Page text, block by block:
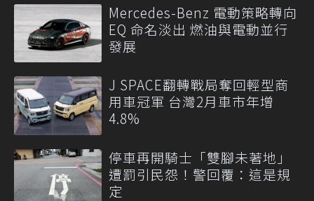
Mercedes-Benz 電動策略轉向
EQ 命名淡出 燃油與電動並行
發展
J SPACE翻轉戰局奪回輕型商
用車冠軍 台灣2月車市年增
4.8%
停車再開騎士「雙腳未著地」
遭罰引民怨！警回覆：這是規
定